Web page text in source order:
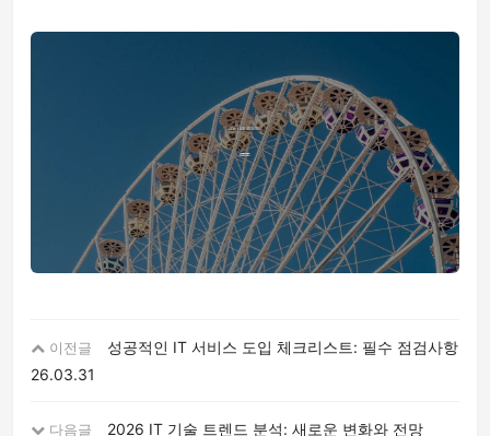
이전글
성공적인 IT 서비스 도입 체크리스트: 필수 점검사항
26.03.31
다음글
2026 IT 기술 트렌드 분석: 새로운 변화와 전망